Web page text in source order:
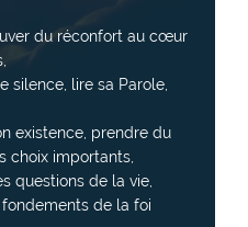
du réconfort au cœur
silence, lire sa Parole,
existence, prendre du
choix importants,
questions de la vie,
de la foi